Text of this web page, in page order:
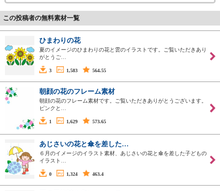
この投稿者の無料素材一覧
ひまわりの花
夏のイメージのひまわりの花と雲のイラストです。ご覧いただきあり
がとうご…
3 1,583 564.55
朝顔の花のフレーム素材
朝顔の花のフレーム素材です。ご覧いただきありがとうございます。
ピンクと…
1 1,629 573.65
あじさいの花と傘を差した…
６月のイメージのイラスト素材、あじさいの花と傘を差した子どもの
イラスト…
0 1,324 463.4